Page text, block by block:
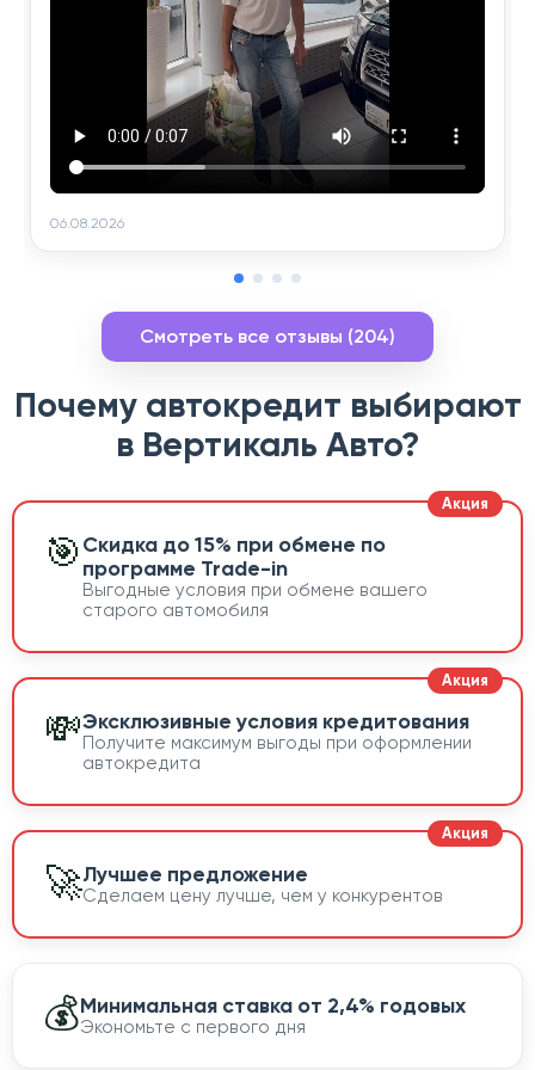
06.08.2026
Смотреть все отзывы (204)
Почему автокредит выбирают
в Вертикаль Авто?
🎯 Скидка до 15% при обмене по
программе Trade-in
Выгодные условия при обмене вашего
старого автомобиля
💸Эксклюзивные условия кредитования
Получите максимум выгоды при оформлении
автокредита
🚀Лучшее предложение
Сделаем цену лучше, чем у конкурентов
💰Минимальная ставка от 2,4% годовых
Экономьте с первого дня